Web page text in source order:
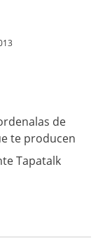
de
te producen
Tapatalk